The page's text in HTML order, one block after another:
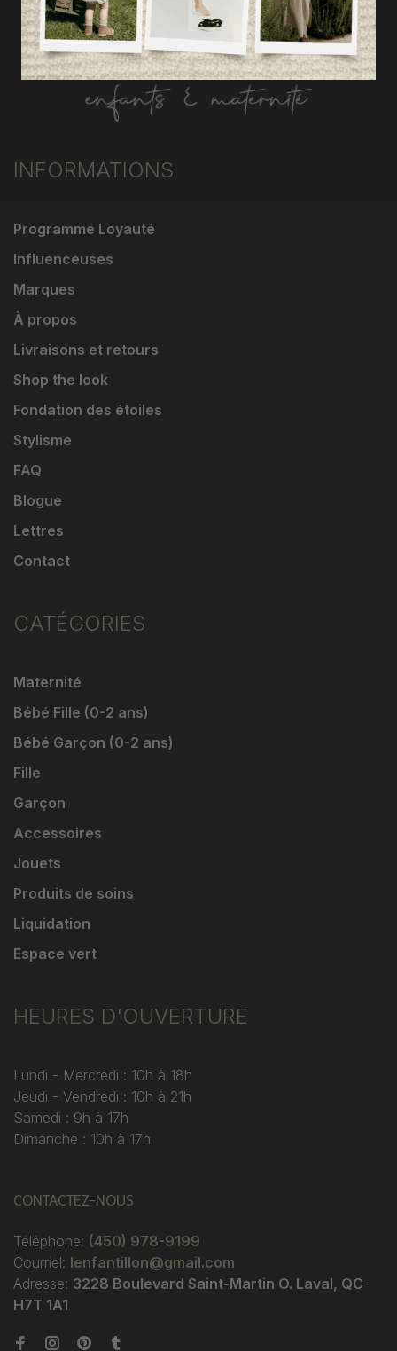
INFORMATIONS
Programme Loyauté
Influenceuses
Marques
À propos
Livraisons et retours
Shop the look
Fondation des étoiles
Stylisme
FAQ
Blogue
Lettres
Contact
CATÉGORIES
Maternité
Bébé Fille (0-2 ans)
Bébé Garçon (0-2 ans)
Fille
Garçon
Accessoires
Jouets
Produits de soins
Liquidation
Espace vert
HEURES D'OUVERTURE
Lundi - Mercredi : 10h à 18h
Jeudi - Vendredi : 10h à 21h
Samedi : 9h à 17h
Dimanche : 10h à 17h
CONTACTEZ-NOUS
Téléphone: (450) 978-9199
Courriel: lenfantillon@gmail.com
Adresse: 3228 Boulevard Saint-Martin O. Laval, QC
H7T 1A1